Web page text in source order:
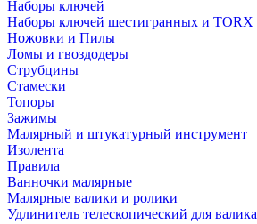
Наборы ключей
Наборы ключей шестигранных и TORX
Ножовки и Пилы
Ломы и гвоздодеры
Струбцины
Стамески
Топоры
Зажимы
Малярный и штукатурный инструмент
Изолента
Правила
Ванночки малярные
Малярные валики и ролики
Удлинитель телескопический для валика